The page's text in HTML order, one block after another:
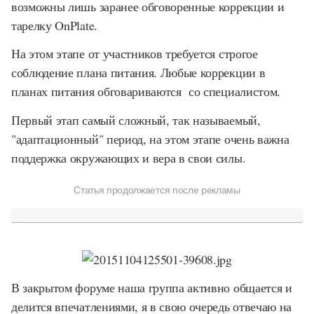
возможны лишь заранее обговоренные коррекции и
тарелку OnPlate.
На этом этапе от участников требуется строгое
соблюдение плана питания. Любые коррекции в
планах питания обговариваются со специалистом.
Первый этап самый сложный, так называемый,
"адаптационный" период, на этом этапе очень важна
поддержка окружающих и вера в свои силы.
Статья продолжается после рекламы
В закрытом форуме наша группа активно общается и
делится впечатлениями, я в свою очередь отвечаю на